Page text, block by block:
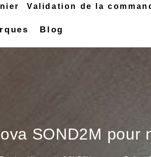
Validation de la
Blog
SOND2M pour